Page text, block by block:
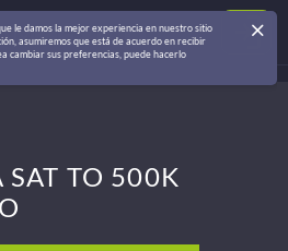
SAT TO 500K
le damos la mejor experiencia en nuestro sitio
asumiremos que está de acuerdo en recibir
cambiar sus preferencias, puede hacerlo